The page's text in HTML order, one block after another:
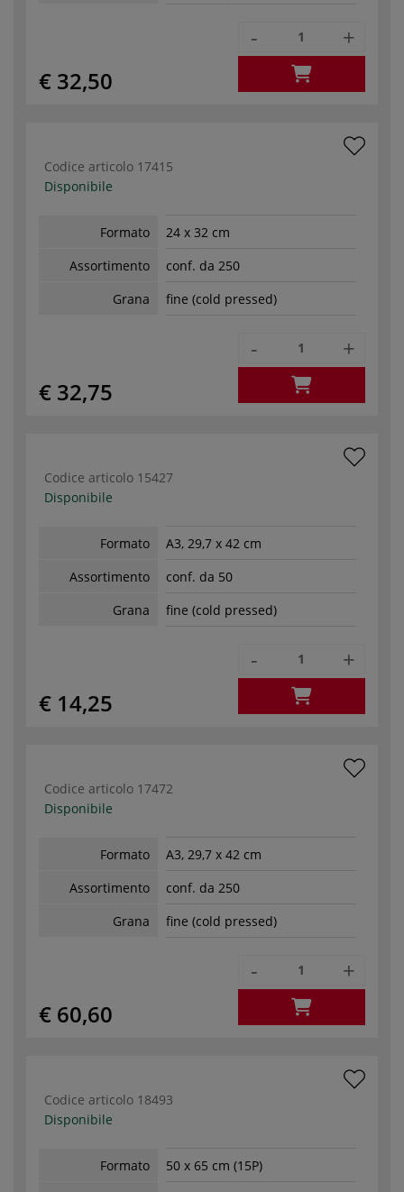
€ 32,50
- +
Codice articolo 17415
Disponibile
Formato
24 x 32 cm
Assortimento
conf. da 250
Grana
fine (cold pressed)
€ 32,75
- +
Codice articolo 15427
Disponibile
Formato
A3, 29,7 x 42 cm
Assortimento
conf. da 50
Grana
fine (cold pressed)
€ 14,25
- +
Codice articolo 17472
Disponibile
Formato
A3, 29,7 x 42 cm
Assortimento
conf. da 250
Grana
fine (cold pressed)
€ 60,60
- +
Codice articolo 18493
Disponibile
Formato
50 x 65 cm (15P)